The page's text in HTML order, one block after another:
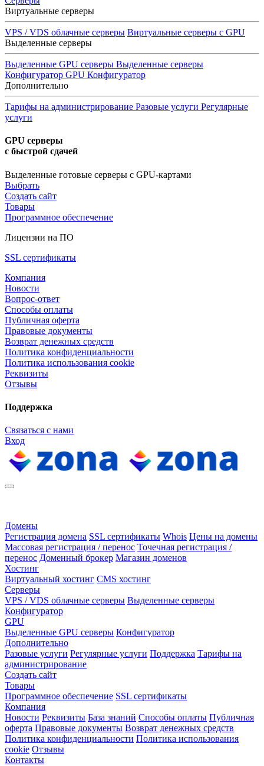
Виртуальные серверы
VPS / VDS облачные серверы Виртуальные серверы с GPU
Выделенные серверы
Выделенные GPU серверы Выделенные серверы
Конфигуратор GPU Конфигуратор
Дополнительно
Тарифы на администрирование Разовые услуги Регулярные
услуги
GPU серверы
с быстрой сдачей
Выделенные готовые серверы с GPU-картами
Выбрать
Создать сайт
Товары
Программное обеспечение
Лицензии на ПО
SSL сертификаты
Компания
Новости
Вопрос-ответ
Способы оплаты
Публичная оферта
Правовые документы
Возврат денежных средств
Политика конфиденциальности
Политика использования cookie
Реквизиты
Отзывы
Поддержка
Связаться с нами
Вход
Домены
Регистрация домена SSL сертификаты Whois Цены на домены
Массовая регистрация / перенос Точечная регистрация /
перенос Доменный брокер Магазин доменов
Хостинг
Виртуальный хостинг CMS хостинг
Серверы
VPS / VDS облачные серверы Выделенные серверы
Конфигуратор
GPU
Выделенные GPU серверы Конфигуратор
Дополнительно
Разовые услуги Регулярные услуги Поддержка Тарифы на
администрирование
Создать сайт
Товары
Программное обеспечение SSL сертификаты
Компания
Новости Реквизиты База знаний Способы оплаты Публичная
оферта Правовые документы Возврат денежных средств
Политика конфиденциальности Политика использования
cookie Отзывы
Контакты